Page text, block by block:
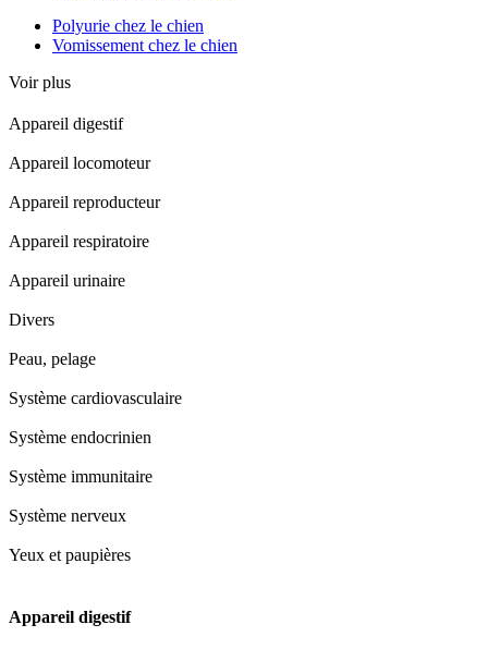
Polyurie chez le chien
Vomissement chez le chien
Voir plus
Appareil digestif
Appareil locomoteur
Appareil reproducteur
Appareil respiratoire
Appareil urinaire
Divers
Peau, pelage
Système cardiovasculaire
Système endocrinien
Système immunitaire
Système nerveux
Yeux et paupières
Appareil digestif